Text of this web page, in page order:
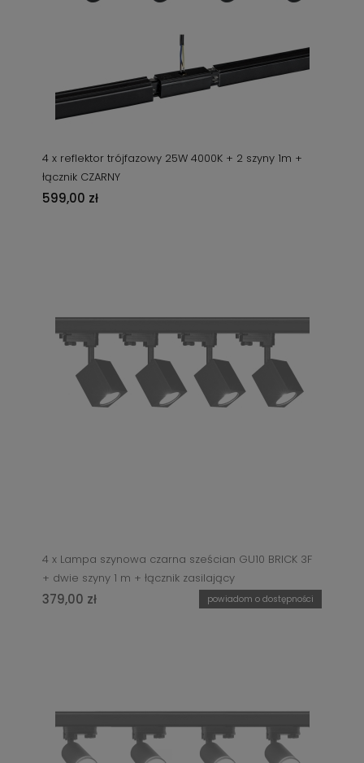
4 x reflektor trójfazowy 25W 4000K + 2 szyny 1m +
łącznik CZARNY
599,00 zł
4 x Lampa szynowa czarna sześcian GU10 BRICK 3F
+ dwie szyny 1 m + łącznik zasilający
379,00 zł powiadom o dostępności